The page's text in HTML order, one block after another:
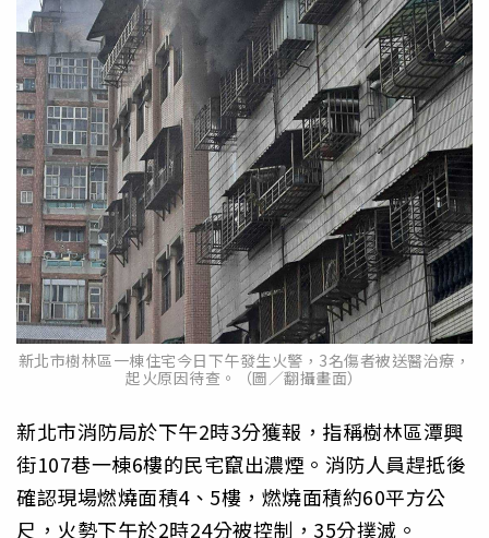
新北市樹林區一棟住宅今日下午發生火警，3名傷者被送醫治療，
起火原因待查。（圖／翻攝畫面）
新北市消防局於下午2時3分獲報，指稱樹林區潭興
街107巷一棟6樓的民宅竄出濃煙。消防人員趕抵後
確認現場燃燒面積4、5樓，燃燒面積約60平方公
尺，火勢下午於2時24分被控制，35分撲滅。